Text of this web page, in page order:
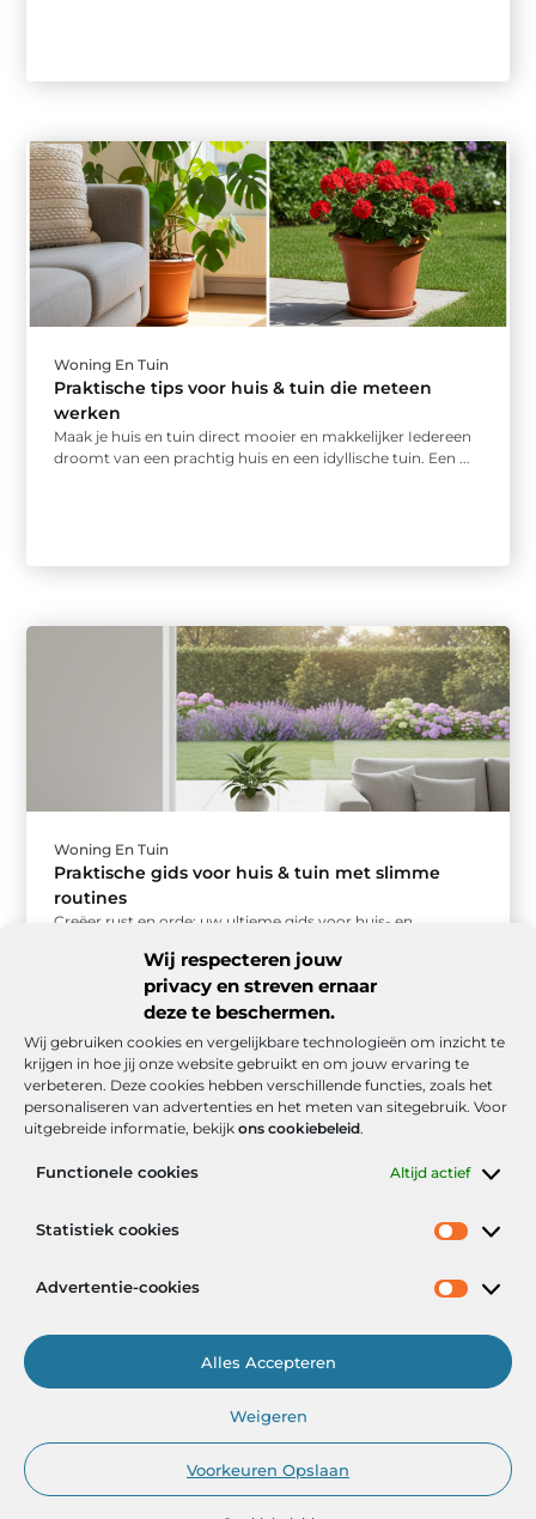
Wij respecteren jouw
privacy en streven ernaar
deze te beschermen.
Wij gebruiken cookies en vergelijkbare technologieën om inzicht te
krijgen in hoe jij onze website gebruikt en om jouw ervaring te
verbeteren. Deze cookies hebben verschillende functies, zoals het
personaliseren van advertenties en het meten van sitegebruik. Voor
uitgebreide informatie, bekijk ons cookiebeleid.
Functionele cookies Altijd actief
Statistiek cookies
Advertentie-cookies
Alles Accepteren
Weigeren
Voorkeuren Opslaan
Woning En Tuin
Praktische tips voor huis & tuin die meteen
werken
Maak je huis en tuin direct mooier en makkelijker Iedereen
droomt van een prachtig huis en een idyllische tuin. Een ...
Woning En Tuin
Praktische gids voor huis & tuin met slimme
routines
Creëer rust en orde: uw ultieme gids voor huis- en
Het Portaal voor Inzichten en Inspiratie
— AdviesPortal.nl verzamelt de beste blogs en artikelen om jou te
helpen groeien. Ontdek, leer en laat je inspireren!
Onze informatie